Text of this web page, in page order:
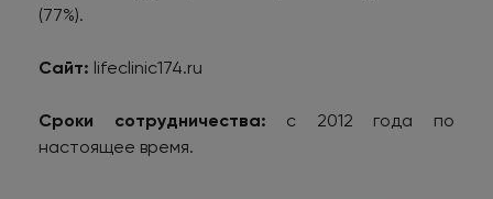
(77%).
Сайт: lifeclinic174.ru
Сроки сотрудничества: с 2012 года по
настоящее время.